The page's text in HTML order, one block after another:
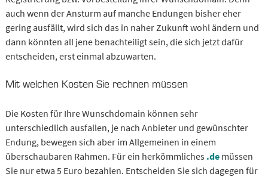
auch wenn der Ansturm auf manche Endungen bisher eher
gering ausfällt, wird sich das in naher Zukunft wohl ändern und
dann könnten all jene benachteiligt sein, die sich jetzt dafür
entscheiden, erst einmal abzuwarten.
Mit welchen Kosten Sie rechnen müssen
Die Kosten für Ihre Wunschdomain können sehr
unterschiedlich ausfallen, je nach Anbieter und gewünschter
Endung, bewegen sich aber im Allgemeinen in einem
überschaubaren Rahmen. Für ein herkömmliches .de müssen
Sie nur etwa 5 Euro bezahlen. Entscheiden Sie sich dagegen für